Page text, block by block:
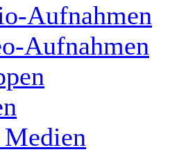
Aufnahmen
Aufnahmen